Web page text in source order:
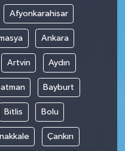
Afyonkarahisar
Ankara
Artvin Aydın
Bayburt
Bitlis Bolu
Çankırı